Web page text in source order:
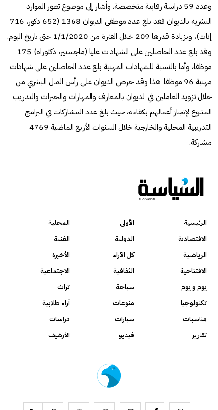
وعدد 59 دراسة رقابية متخصصة. وأشار إلى موضوع تطور الموارد
البشرية بالديوان فقد بلغ عدد موظفي الديوان 1368 (652 ذكور، 716
إناث)، وبزيادة قدرها 209 خلال الفترة من 1/1/2020 حتى تاريخ اليوم.
وقد بلغ عدد الحاصلين على الشهادات عليا (ماجستير، دكتوراه) 175
موظفا، وأما بالنسبة للشهادات المهنية بلغ عدد الحاصلين على شهادات
مهنية 96 موظفا. هذا وقد حرص الديوان على رأس المال البشري من
خلال تزويد العاملين في الديوان بالمعارف والمهارات والخبرات والتدريب
المتنوع لإنجاز أعمالهم بكفاءة، حيث بلغ عدد المشاركات في البرامج
التدريبية المحلية والخارجية خلال السنوات الأربع الماضية 4769
مشاركة.
الرئيسية الأولى
المحلية
الاقتصادية
الدولية
الفنية
الرياضية
كل الآراء
الأخيرة
الافتتاحية
الثقافية
الاجتماعية
يوم و يوم
سياحة
تراث
تكنولوجيا
منوعات
آراء طلابية
مناسبات
سيارات
دراسات
تقارير
فيديو الأرشيف